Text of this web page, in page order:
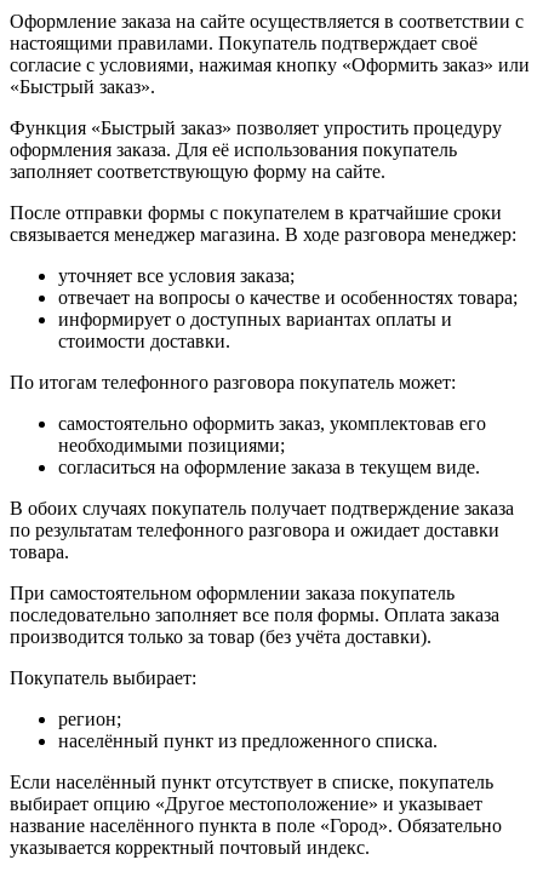
Оформление заказа на сайте осуществляется в соответствии с
настоящими правилами. Покупатель подтверждает своё
согласие с условиями, нажимая кнопку «Оформить заказ» или
«Быстрый заказ».
Функция «Быстрый заказ» позволяет упростить процедуру
оформления заказа. Для её использования покупатель
заполняет соответствующую форму на сайте.
После отправки формы с покупателем в кратчайшие сроки
связывается менеджер магазина. В ходе разговора менеджер:
уточняет все условия заказа;
отвечает на вопросы о качестве и особенностях товара;
информирует о доступных вариантах оплаты и
стоимости доставки.
По итогам телефонного разговора покупатель может:
самостоятельно оформить заказ, укомплектовав его
необходимыми позициями;
согласиться на оформление заказа в текущем виде.
В обоих случаях покупатель получает подтверждение заказа
по результатам телефонного разговора и ожидает доставки
товара.
При самостоятельном оформлении заказа покупатель
последовательно заполняет все поля формы. Оплата заказа
производится только за товар (без учёта доставки).
Покупатель выбирает:
регион;
населённый пункт из предложенного списка.
Если населённый пункт отсутствует в списке, покупатель
выбирает опцию «Другое местоположение» и указывает
название населённого пункта в поле «Город». Обязательно
указывается корректный почтовый индекс.